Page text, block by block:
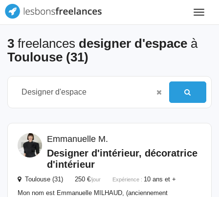
Toggle
3 freelances designer d'espace à
Toulouse (31)
Emmanuelle M.
Designer d'intérieur, décoratrice
d'intérieur
Toulouse (31) 250 €/jour Expérience : 10 ans et +
Mon nom est Emmanuelle MILHAUD, (anciennement